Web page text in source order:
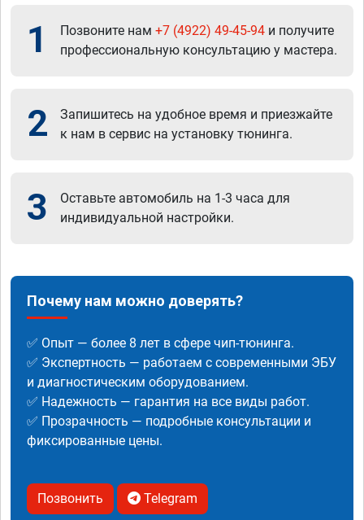
1 Позвоните нам +7 (4922) 49-45-94 и получите
профессиональную консультацию у мастера.
2
Запишитесь на удобное время и приезжайте
к нам в сервис на установку тюнинга.
3
Оставьте автомобиль на 1-3 часа для
индивидуальной настройки.
Почему нам можно доверять?
✅ Опыт — более 8 лет в сфере чип-тюнинга.
✅ Экспертность — работаем с современными ЭБУ
и диагностическим оборудованием.
✅ Надежность — гарантия на все виды работ.
✅ Прозрачность — подробные консультации и
фиксированные цены.
Позвонить Telegram